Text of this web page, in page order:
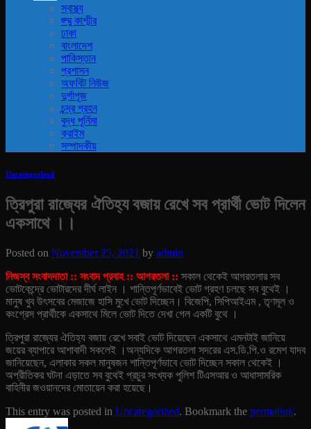
স্বাস্থ্য
জ্ম্মু কাশ্মীর
ঢাকা
বাংলাদেশ
পাকিস্তান
প্রশাসন
অফবিট নিউজ
দুর্গাপূজ
চন্দ্র গ্রহন
বুদ্ধ পূর্নিমা
ক্রাইম
সম্পাদকীয়
Uncategorized
ত্রিপুরা রাজ্যের ঐতিহ্য বজায় রেখে সব প্রার্থী ভোট দিলেন
একসাথে ।।
Posted on November 25, 2021 by admin
নিজস্ব সংবাদদাতা :: সংবাদ প্রবাহ :: আগরতলা :: সকাল থেকেই আগরতলার সব
ভোটকেন্দ্রে ভোটারদের দীর্ঘ লাইন । শান্তিপূর্ণভাবেই ভোট গ্রহণ চলছে সব বুথেই ।
মানুষ খুব উৎসবের মেজাজে হাসি মুখে ভোট দিচ্ছেন। বিজেপি, সিপিআইএম , তৃণমূল ও
কংগ্রেস প্রার্থীকে একসাথে মিলে ভোট দিতে দেখা গেল একটি বুথে ।
ত্রিপুরা রাজ্যের ঐতিহ্য বজায় রেখে সবাই ভোট দিয়েছেন একসাথে এমনটাই জানিয়ে
জয়ের ব্যাপারে আশাবাদী সকলেই ।অন্যদিকে আগরতলা সদরের এস.ডি.পি.ও রমেশ যাদব
জানিয়েছেন, এলাকার সকল মানুষজন শান্তিপূর্ণভাবে ভোট দিচ্ছেন সকাল থেকেই ।
অপ্রীতিকর ঘটনা এড়াতে সব বুথেই প্রচুর সংখ্যক পুলিশ টিএসআর ও আধাসামরিক
বাহিনীর জওয়ানদের মোতায়েন করা হয়েছে।
This entry was posted in Uncategorized. Bookmark the permalink.